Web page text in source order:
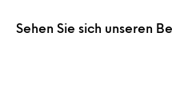
Sehen Sie sich unseren